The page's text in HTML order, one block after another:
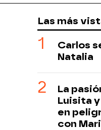
Las más
Carlos
Natalia
La
Luisita
en
con